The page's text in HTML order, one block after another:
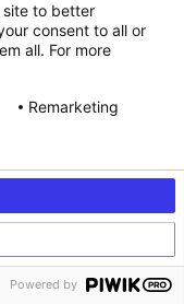
site to better
consent to all or
all. For more
Remarketing
Powered by